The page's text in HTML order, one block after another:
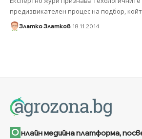
предизвикателен процес на подбор,
Златко Златков 18.11.2014
О нлайн медийна платформа,